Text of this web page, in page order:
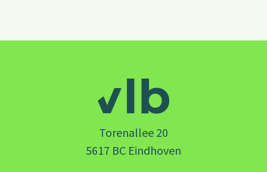
Torenallee 20
5617 BC Eindhoven